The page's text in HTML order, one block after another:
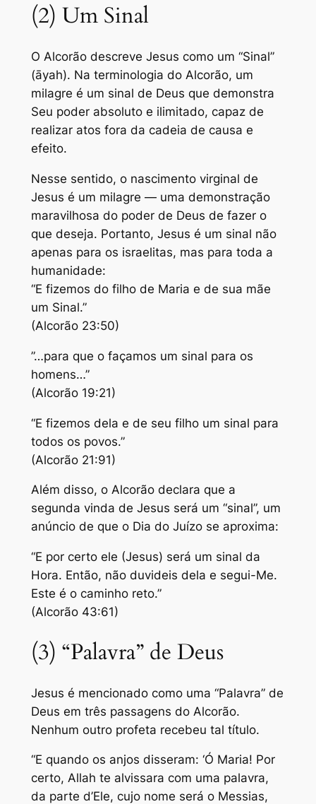
(2) Um Sinal
O Alcorão descreve Jesus como um “Sinal”
(āyah). Na terminologia do Alcorão, um
milagre é um sinal de Deus que demonstra
Seu poder absoluto e ilimitado, capaz de
realizar atos fora da cadeia de causa e
efeito.
Nesse sentido, o nascimento virginal de
Jesus é um milagre — uma demonstração
maravilhosa do poder de Deus de fazer o
que deseja. Portanto, Jesus é um sinal não
apenas para os israelitas, mas para toda a
humanidade:
“E fizemos do filho de Maria e de sua mãe
um Sinal.”
(Alcorão 23:50)
”…para que o façamos um sinal para os
homens…”
(Alcorão 19:21)
“E fizemos dela e de seu filho um sinal para
todos os povos.”
(Alcorão 21:91)
Além disso, o Alcorão declara que a
segunda vinda de Jesus será um “sinal”, um
anúncio de que o Dia do Juízo se aproxima:
“E por certo ele (Jesus) será um sinal da
Hora. Então, não duvideis dela e segui-Me.
Este é o caminho reto.”
(Alcorão 43:61)
(3) “Palavra” de Deus
Jesus é mencionado como uma “Palavra” de
Deus em três passagens do Alcorão.
Nenhum outro profeta recebeu tal título.
“E quando os anjos disseram: ‘Ó Maria! Por
certo, Allah te alvissara com uma palavra,
da parte d’Ele, cujo nome será o Messias,